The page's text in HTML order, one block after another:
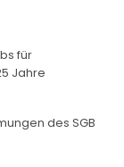
für
Jahre
des SGB